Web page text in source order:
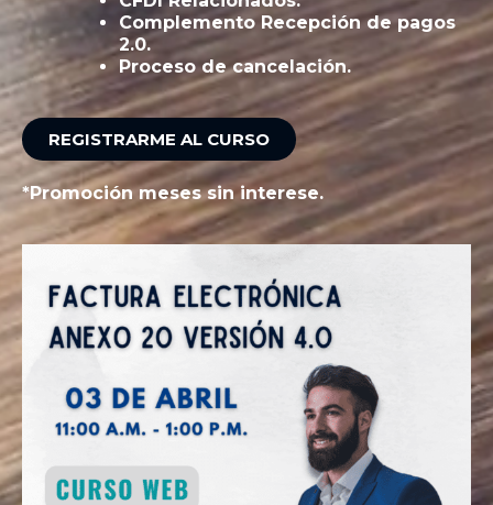
Complemento Recepción de pagos
2.0.
Proceso de cancelación.
REGISTRARME AL CURSO
*Promoción meses sin interese.